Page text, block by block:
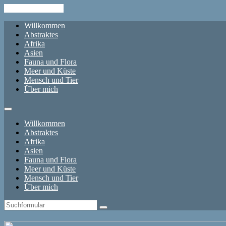
Willkommen
Abstraktes
Afrika
Asien
Fauna und Flora
Meer und Küste
Mensch und Tier
Über mich
Willkommen
Abstraktes
Afrika
Asien
Fauna und Flora
Meer und Küste
Mensch und Tier
Über mich
Search